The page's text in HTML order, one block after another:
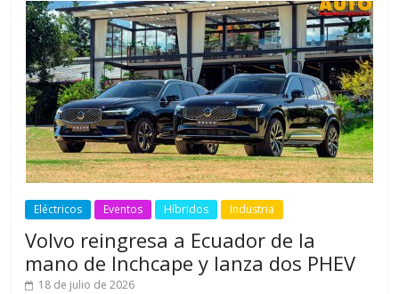
Eléctricos Eventos Híbridos Industria
Volvo reingresa a Ecuador de la
mano de Inchcape y lanza dos PHEV
18 de julio de 2026